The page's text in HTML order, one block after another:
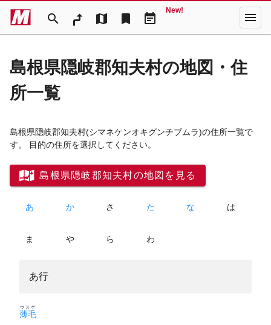
search map bookmark event_note
New! menu
島根県隠岐郡知夫村の地図・住
所一覧
島根県隠岐郡知夫村(シマネケンオキグンチブムラ)の住所一覧で
す。 目的の住所を選択してください。
島根県隠岐郡知夫村の地図を見る
あ か さ た な は
ま や ら わ
あ行
薄毛
ウスゲ